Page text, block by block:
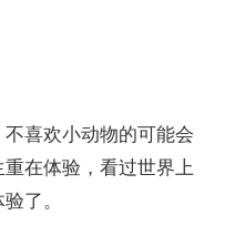
喜欢小动物的可能会
在体验，看过世界上
了。